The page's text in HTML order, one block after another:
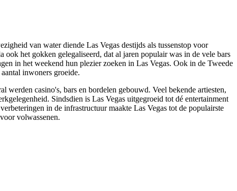
van water diende Las Vegas destijds als tussenstop voor
het gokken gelegaliseerd, dat al jaren populair was in de vele bars
in het weekend hun plezier zoeken in Las Vegas. Ook in de Tweede
inwoners groeide.
werden casino's, bars en bordelen gebouwd. Veel bekende artiesten,
Sindsdien is Las Vegas uitgegroeid tot dé entertainment
in de infrastructuur maakte Las Vegas tot de populairste
volwassenen.